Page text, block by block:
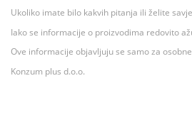
Ukoliko imate bilo kakvih pitanja ili želite
Iako se informacije o proizvodima redovito
Ove informacije objavljuju se samo za
Konzum plus d.o.o.